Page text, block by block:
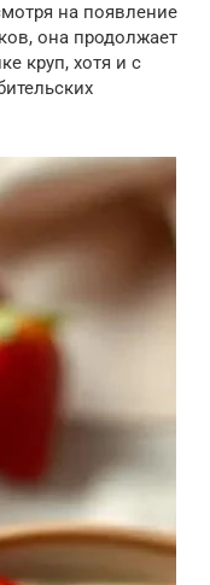
на появление
она продолжает
круп, хотя и с